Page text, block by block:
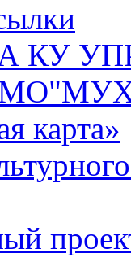
КУ
карта»